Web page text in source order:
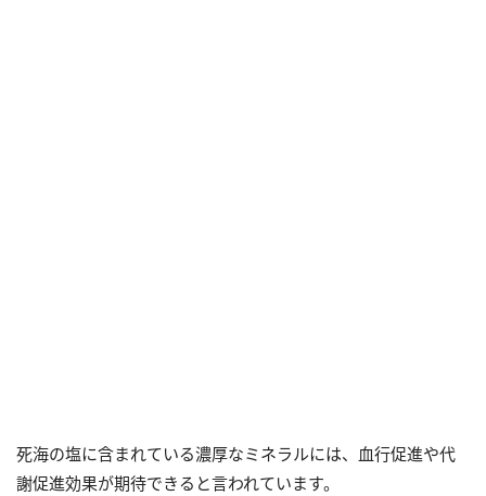
死海の塩に含まれている濃厚なミネラルには、血行促進や代
謝促進効果が期待できると言われています。